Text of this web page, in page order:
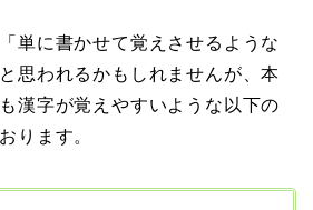
単に書かせて覚えさせるような
思われるかもしれませんが、本
漢字が覚えやすいような以下の
ります。